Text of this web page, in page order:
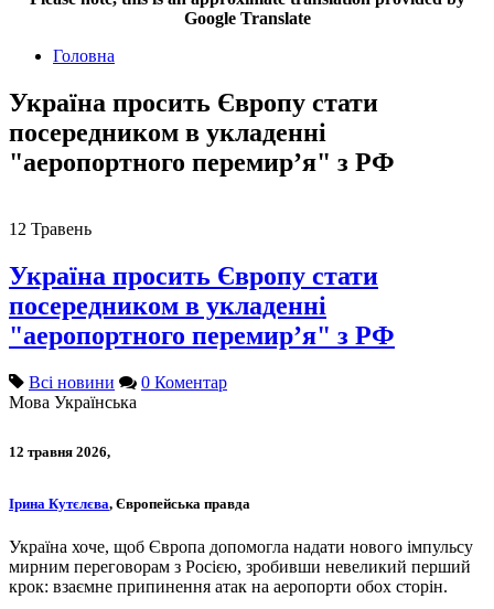
Google Translate
Головна
Україна просить Європу стати
посередником в укладенні
"аеропортного перемир’я" з РФ
12 Травень
Україна просить Європу стати
посередником в укладенні
"аеропортного перемир’я" з РФ
Всі новини
0 Коментар
Мова Українська
12 травня 2026,
Ірина Кутєлєва, Європейська правда
Україна хоче, щоб Європа допомогла надати нового імпульсу
мирним переговорам з Росією, зробивши невеликий перший
крок: взаємне припинення атак на аеропорти обох сторін.